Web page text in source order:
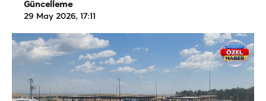
Güncelleme
29 May 2026, 17:11